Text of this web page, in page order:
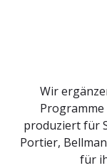
Wir
produziert für
Portier,
für